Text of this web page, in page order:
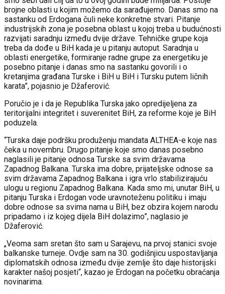
brojne oblasti u kojim možemo da sarađujemo. Danas smo na
sastanku od Erdogana čuli neke konkretne stvari. Pitanje
industrijskih zona je posebna oblast u kojoj treba u budućnosti
razvijati saradnju između dvije države. Tehničke grupe koja
treba da dođe u BiH kada je u pitanju autoput. Saradnja u
oblasti energetike, formiranje radne grupe za energetiku je
posebno pitanje i danas smo na sastanku govorili i o
kretanjima građana Turske i BiH u BiH i Tursku putem ličnih
karata”, pojasnio je Džaferović.
Poručio je i da je Republika Turska jako opredijeljena za
teritorijalni integritet i suverenitet BiH, za reforme koje je BiH
poduzela.
“Turska daje podršku produženju mandata ALTHEA-e koje nas
čeka u novembru. Drugo pitanje koje smo danas posebno
naglasili je pitanje odnosa Turske sa svim državama
Zapadnog Balkana. Turska ima dobre, prijateljske odnose sa
svim državama Zapadnog Balkana i igra vrlo stabilizirajuću
ulogu u regionu Zapadnog Balkana. Kada smo mi, unutar BiH, u
pitanju Turska i Erdogan vode uravnoteženu politiku i imaju
dobre odnose sa svima nama u BiH, bez obzira kojem narodu
pripadamo i iz kojeg dijela BiH dolazimo”, naglasio je
Džaferović.
„Veoma sam sretan što sam u Sarajevu, na prvoj stanici svoje
balkanske turneje. Ovdje sam na 30. godišnjicu uspostavljanja
diplomatskih odnosa između dvije zemlje što daje historijski
karakter našoj posjeti“, kazao je Erdogan na početku obraćanja
novinarima.